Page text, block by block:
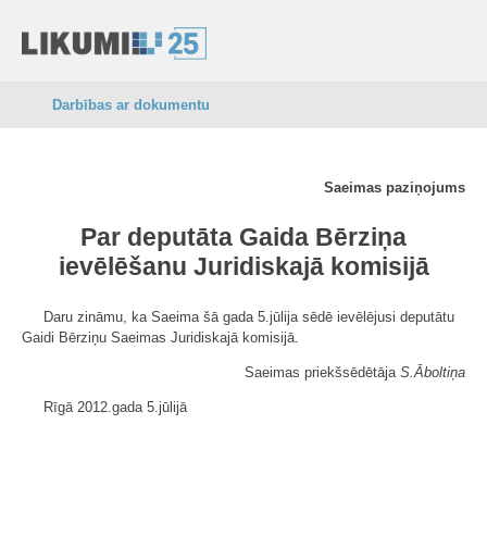
Darbības ar dokumentu
Saeimas paziņojums
Par deputāta Gaida Bērziņa
ievēlēšanu Juridiskajā komisijā
Daru zināmu, ka Saeima šā gada 5.jūlija sēdē ievēlējusi deputātu
Gaidi Bērziņu Saeimas Juridiskajā komisijā.
Saeimas priekšsēdētāja S.Āboltiņa
Rīgā 2012.gada 5.jūlijā